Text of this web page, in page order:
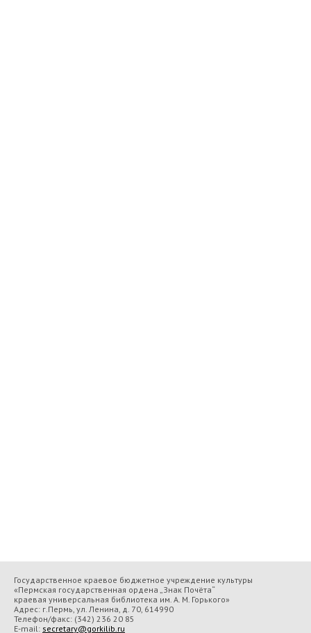
Государственное краевое бюджетное учреждение культуры
«Пермская государственная ордена „Знак Почёта“
краевая универсальная библиотека им. А. М. Горького»
Адрес: г.Пермь, ул. Ленина, д. 70, 614990
Телефон/факс: (342) 236 20 85
E-mail: secretary@gorkilib.ru